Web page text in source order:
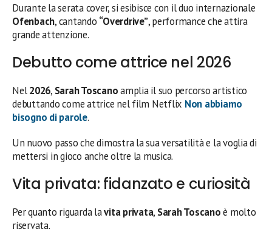
Durante la serata cover, si esibisce con il duo internazionale
Ofenbach, cantando “Overdrive”, performance che attira
grande attenzione.
Debutto come attrice nel 2026
Nel2026, Sarah Toscanoamplia il suo percorso artistico
debuttando come attrice nel film Netflix Non abbiamo
bisogno di parole.
Un nuovo passo che dimostra la sua versatilità e la voglia di
mettersi in gioco anche oltre la musica.
Vita privata: fidanzato e curiosità
Per quanto riguarda lavita privata, Sarah Toscanoè molto
riservata.